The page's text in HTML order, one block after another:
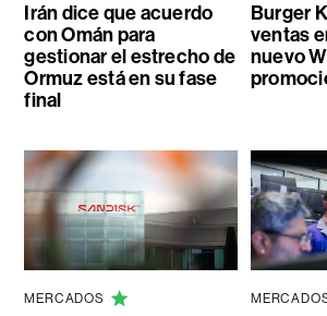
Irán dice que acuerdo
con Omán para
gestionar el estrecho de
Ormuz está en su fase
final
Burger
ventas
nuevo
MERCADOS